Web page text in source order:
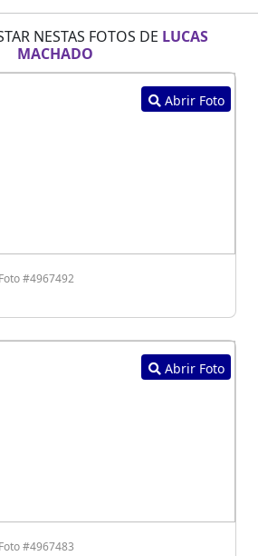
NESTAS FOTOS DE LUCAS
MACHADO
Abrir Foto
#4967492
Abrir Foto
#4967483